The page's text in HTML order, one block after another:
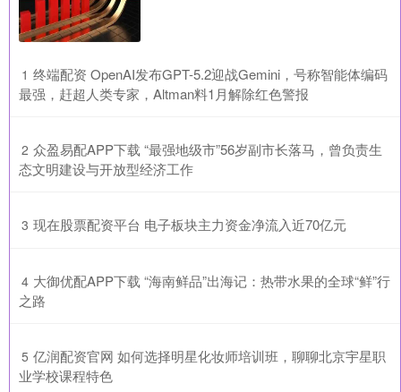
1 ​终端配资 OpenAI发布GPT-5.2迎战Gemini，号称智能体编码
最强，赶超人类专家，Altman料1月解除红色警报
2 ​众盈易配APP下载 “最强地级市”56岁副市长落马，曾负责生
态文明建设与开放型经济工作
3 ​现在股票配资平台 电子板块主力资金净流入近70亿元
4 ​大御优配APP下载 “海南鲜品”出海记：热带水果的全球“鲜”行
之路
5 ​亿润配资官网 如何选择明星化妆师培训班，聊聊北京宇星职
业学校课程特色